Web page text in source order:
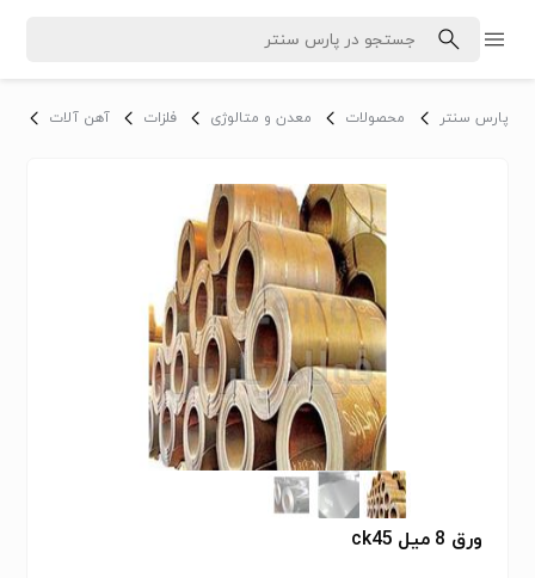
پارس سنتر محصولات معدن و متالوژی فلزات آهن آلات
ورق 8 میل ck45